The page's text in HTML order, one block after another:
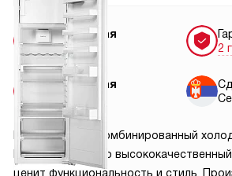
Бесплатная
доставка
Бесплатная
установка
2
Встраиваемый комбинированный
RFB31831EI — это
ценит функциональность и стиль.